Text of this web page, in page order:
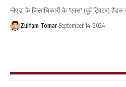
नोएडा के जिलाधिकारी के 'एक्स' (पूर्व ट्विटर)
Zulfam Tomar September 14, 2024